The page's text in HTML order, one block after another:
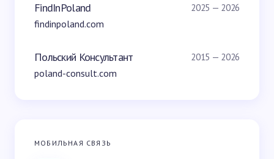
FindInPoland 2025 — 2026
findinpoland.com
Польский Консультант 2015 — 2026
poland-consult.com
МОБИЛЬНАЯ СВЯЗЬ